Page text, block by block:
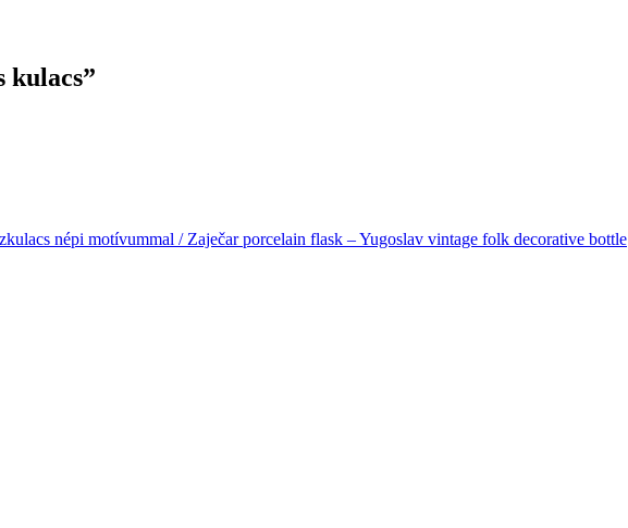
kulacs”
népi motívummal / Zaječar porcelain flask – Yugoslav vintage folk decorative bottle